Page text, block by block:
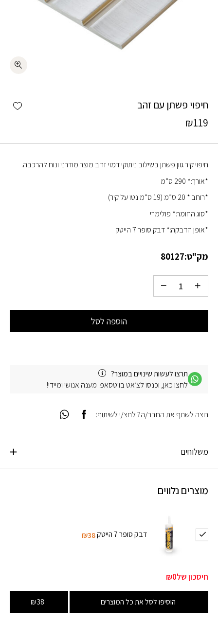
חיפוי פשתן עם זהב
₪119
חיפוי קיר גוון פשתן בשילוב ניתוקי דמוי זהב מוצר מודרני ונוח להרכבה.
*אורך:* 290 ס”מ
*רוחב:* 20 ס”מ (19 ס”מ נטו על קיר)
*סוג החומר:* פולימרי
*אופן הדבקה:* דבק סופר 7 הייטק
מק"ט:80127
הוספה לסל
תרצו לעשות שינויים במוצר?
לחצו כאן, וכנסו לצ׳אט בווטסאפ. מענה אנושי ומיידי!
משלוחים
מוצרים נלווים
דבק סופר 7 הייטק ₪38
חיסכון של₪0
הוסיפו לסל את כל המוצרים ₪38
רוצה לשתף את החבר/ה? לחצ/י לשיתוף: